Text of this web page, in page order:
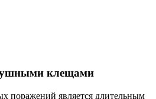
ушными клещами
поражений является длительным